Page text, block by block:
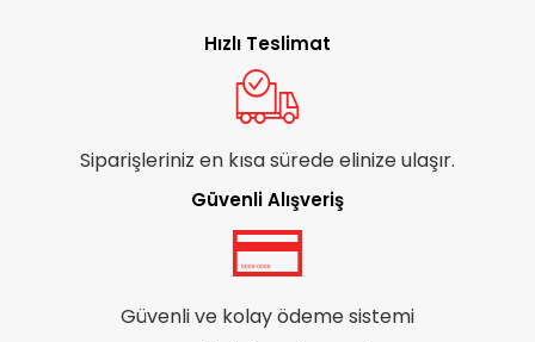
Hızlı Teslimat
Siparişleriniz en kısa sürede elinize ulaşır.
Güvenli Alışveriş
Güvenli ve kolay ödeme sistemi